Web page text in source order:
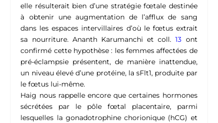
elle résulterait bien d’une stratégie fœtale destinée
à obtenir une augmentation de l’afflux de sang
dans les espaces intervillaires d’où le fœtus extrait
sa nourriture. Ananth Karumanchi et coll.13 ont
confirmé cette hypothèse : les femmes affectées de
pré-éclampsie présentent, de manière inattendue,
un niveau élevé d’une protéine, la sFlt1, produite par
le fœtus lui-même.
Haig nous rappelle encore que certaines hormones
sécrétées par le pôle fœtal placentaire, parmi
lesquelles la gonadotrophine chorionique (hCG) et